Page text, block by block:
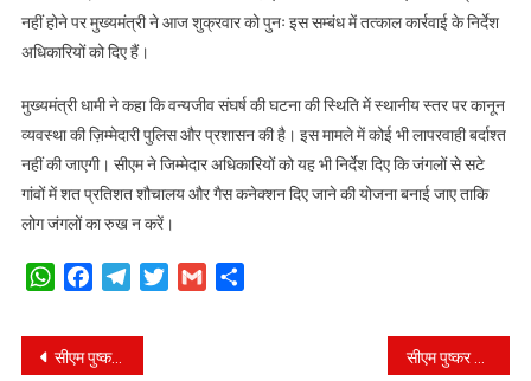
नहीं होने पर मुख्यमंत्री ने आज शुक्रवार को पुनः इस सम्बंध में तत्काल कार्रवाई के निर्देश
अधिकारियों को दिए हैं।
मुख्यमंत्री धामी ने कहा कि वन्यजीव संघर्ष की घटना की स्थिति में स्थानीय स्तर पर कानून
व्यवस्था की ज़िम्मेदारी पुलिस और प्रशासन की है। इस मामले में कोई भी लापरवाही बर्दाश्त
नहीं की जाएगी। सीएम ने जिम्मेदार अधिकारियों को यह भी निर्देश दिए कि जंगलों से सटे
गांवों में शत प्रतिशत शौचालय और गैस कनेक्शन दिए जाने की योजना बनाई जाए ताकि
लोग जंगलों का रुख न करें।
WhatsAppFacebookTelegramTwitterGmail
Post
सीएम पुष्कर सिंह धामी ने हल्द्वानी से मुनस्यारी, पिथौरागढ़, चम्पावत के लिए हेली सेवा का शुभारम्भ किया। सीएम पुष्कर सिंह धामी ने उच्च शिक्षा विभाग के अन्तर्गत एनएसई की गौरव योजना का शुभारंभ किया